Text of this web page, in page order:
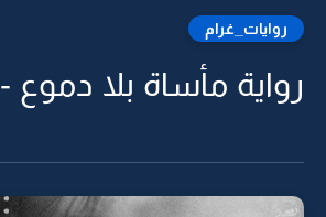
روايات_غرام
رواية مأساة بلا دموع -9